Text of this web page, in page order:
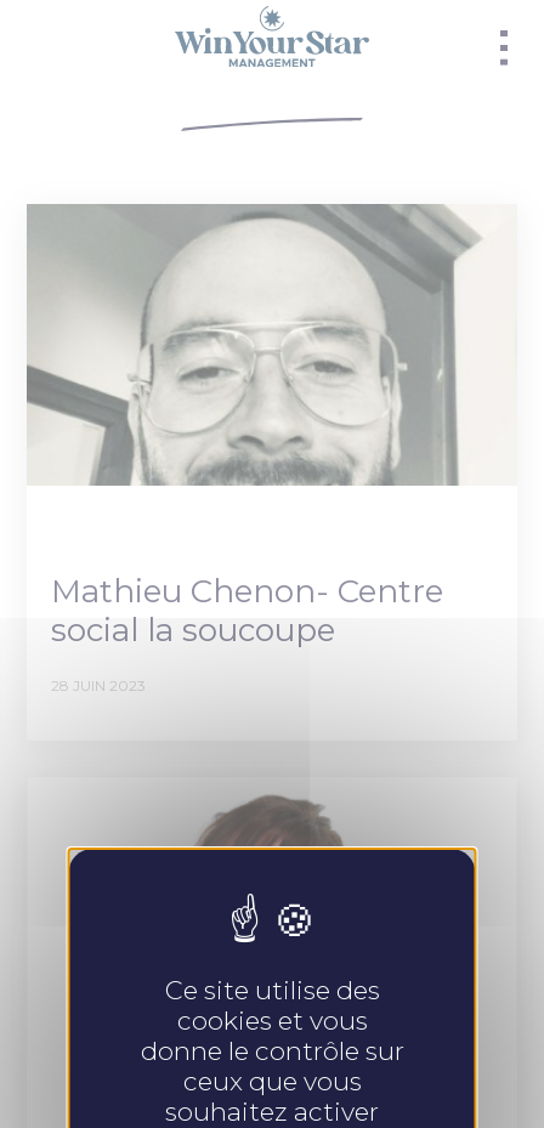
Mathieu Chenon- Centre
social la soucoupe
28 JUIN 2023
Ce site utilise des
cookies et vous
donne le contrôle sur
ceux que vous
souhaitez activer